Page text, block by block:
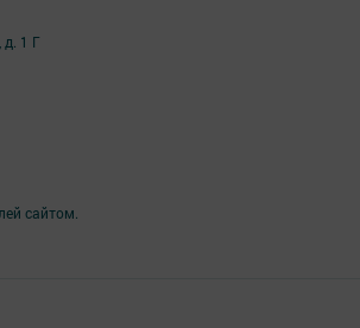
д. 1 Г
сайтом.